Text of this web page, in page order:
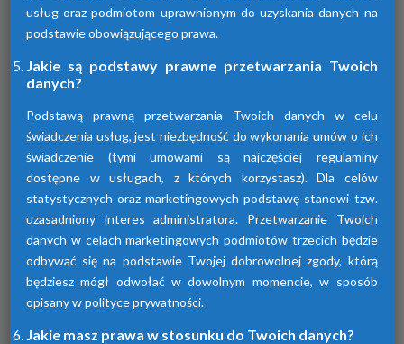
Osuszacze adsorpcyjne
Urządzenia te przyczyniają się do osuszania
powietrza za pomocą adsorpcji wilgoci. Są
dostępne w różnych seriach. Każda z nich
usług oraz podmiotom uprawnionym do uzyskania danych na
podstawie obowiązującego prawa.
Jakie są podstawy prawne przetwarzania Twoich
danych?
Podstawą prawną przetwarzania Twoich danych w celu
świadczenia usług, jest niezbędność do wykonania umów o ich
świadczenie (tymi umowami są najczęściej regulaminy
dostępne w usługach, z których korzystasz). Dla celów
statystycznych oraz marketingowych podstawę stanowi tzw.
uzasadniony interes administratora. Przetwarzanie Twoich
danych w celach marketingowych podmiotów trzecich będzie
odbywać się na podstawie Twojej dobrowolnej zgody, którą
będziesz mógł odwołać w dowolnym momencie, w sposób
opisany w polityce prywatności.
Jakie masz prawa w stosunku do Twoich danych?